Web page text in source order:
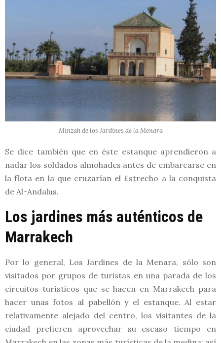
Minzah de los Jardines de la Menara
Se dice también que en éste estanque aprendieron a
nadar los soldados almohades antes de embarcarse en
la flota en la que cruzarían el Estrecho a la conquista
de Al-Andalus.
Los jardines más auténticos de
Marrakech
Por lo general, Los Jardines de la Menara, sólo son
visitados por grupos de turistas en una parada de los
circuitos turísticos que se hacen en Marrakech para
hacer unas fotos al pabellón y el estanque. Al estar
relativamente alejado del centro, los visitantes de la
ciudad prefieren aprovechar su escaso tiempo en